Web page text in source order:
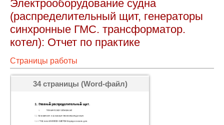
Электрооборудование судна
(распределительный щит, генераторы
синхронные ГМС. трансформатор.
котел): Отчет по практике
Страницы работы
34 страницы (Word-файл)